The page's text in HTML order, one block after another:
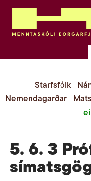
Starfsfólk|
Nemendagarðar
5. 6. 3